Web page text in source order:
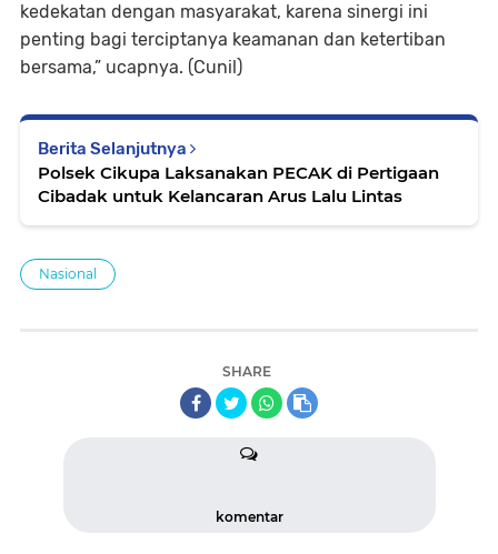
kedekatan dengan masyarakat, karena sinergi ini
penting bagi terciptanya keamanan dan ketertiban
bersama,” ucapnya. (Cunil)
Berita Selanjutnya
Polsek Cikupa Laksanakan PECAK di Pertigaan
Cibadak untuk Kelancaran Arus Lalu Lintas
Nasional
SHARE
komentar